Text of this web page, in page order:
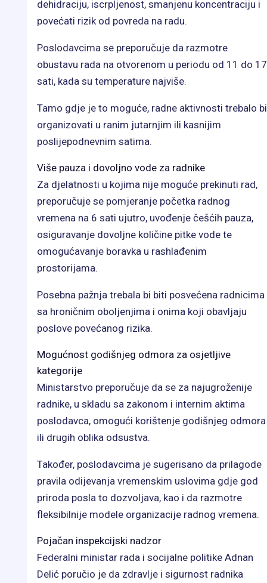
dehidraciju, iscrpljenost, smanjenu koncentraciju i
povećati rizik od povreda na radu.
Poslodavcima se preporučuje da razmotre
obustavu rada na otvorenom u periodu od 11 do 17
sati, kada su temperature najviše.
Tamo gdje je to moguće, radne aktivnosti trebalo bi
organizovati u ranim jutarnjim ili kasnijim
poslijepodnevnim satima.
Više pauza i dovoljno vode za radnike
Za djelatnosti u kojima nije moguće prekinuti rad,
preporučuje se pomjeranje početka radnog
vremena na 6 sati ujutro, uvođenje češćih pauza,
osiguravanje dovoljne količine pitke vode te
omogućavanje boravka u rashlađenim
prostorijama.
Posebna pažnja trebala bi biti posvećena radnicima
sa hroničnim oboljenjima i onima koji obavljaju
poslove povećanog rizika.
Mogućnost godišnjeg odmora za osjetljive
kategorije
Ministarstvo preporučuje da se za najugroženije
radnike, u skladu sa zakonom i internim aktima
poslodavca, omogući korištenje godišnjeg odmora
ili drugih oblika odsustva.
Također, poslodavcima je sugerisano da prilagode
pravila odijevanja vremenskim uslovima gdje god
priroda posla to dozvoljava, kao i da razmotre
fleksibilnije modele organizacije radnog vremena.
Pojačan inspekcijski nadzor
Federalni ministar rada i socijalne politike Adnan
Delić poručio je da zdravlje i sigurnost radnika